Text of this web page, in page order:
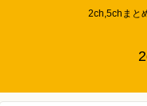
2ch,5chまと